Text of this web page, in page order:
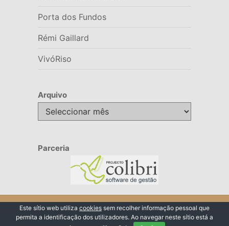
Porta dos Fundos
Rémi Gaillard
VivóRiso
Arquivo
Arquivo
Parceria
© 2026 VivóRiso
Voltar ao Topo ↑
Este sítio web utiliza cookies sem recolher informação pessoal que
permita a identificação dos utilizadores. Ao navegar neste sítio está a